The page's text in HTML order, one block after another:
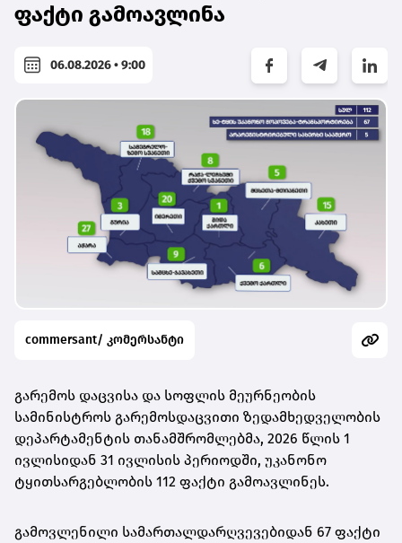
ფაქტი გამოავლინა
06.08.2026 • 9:00
commersant/ კომერსანტი
გარემოს დაცვისა და სოფლის მეურნეობის
სამინისტროს გარემოსდაცვითი ზედამხედველობის
დეპარტამენტის თანამშრომლებმა, 2026 წლის 1
ივლისიდან 31 ივლისის პერიოდში, უკანონო
ტყითსარგებლობის 112 ფაქტი გამოავლინეს.
გამოვლენილი სამართალდარღვევებიდან 67 ფაქტი